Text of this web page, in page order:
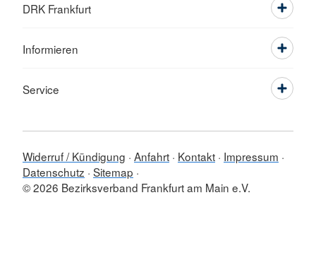
DRK Frankfurt
Informieren
Service
Widerruf / Kündigung Anfahrt Kontakt Impressum
Datenschutz Sitemap
© 2026 Bezirksverband Frankfurt am Main e.V.